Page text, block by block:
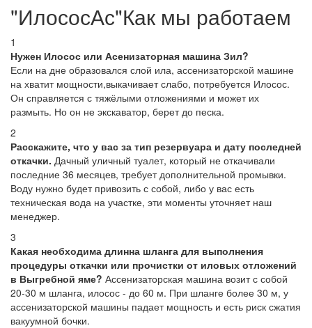
"ИлососАс"Как мы работаем
1
Нужен Илосос или Асенизаторная машина Зил?
Если на дне образовался слой ила, ассенизаторской машине
на хватит мощности,выкачивает слабо, потребуется Илосос.
Он справляется с тяжёлыми отложениями и может их
размыть. Но он не экскаватор, берет до песка.
2
Расскажите, что у вас за тип резервуара и дату последней
откачки. Дачный уличный туалет, который не откачивали
последние 36 месяцев, требует дополнительной промывки.
Воду нужно будет привозить с собой, либо у вас есть
техническая вода на участке, эти моменты уточняет наш
менеджер.
3
Какая необходима длинна шланга для выполнения
процедуры откачки или прочистки от иловых отложений
в Выгребной яме? Ассенизаторская машина возит с собой
20-30 м шланга, илосос - до 60 м. При шланге более 30 м, у
ассенизаторской машины падает мощность и есть риск сжатия
вакуумной бочки.